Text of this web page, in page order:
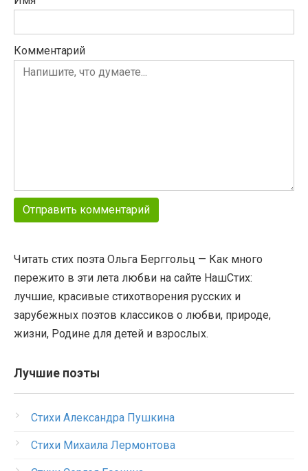
Комментарий
Читать стих поэта Ольга Берггольц — Как много
пережито в эти лета любви на сайте НашСтих:
лучшие, красивые стихотворения русских и
зарубежных поэтов классиков о любви, природе,
жизни, Родине для детей и взрослых.
Лучшие поэты
Стихи Александра Пушкина
Стихи Михаила Лермонтова